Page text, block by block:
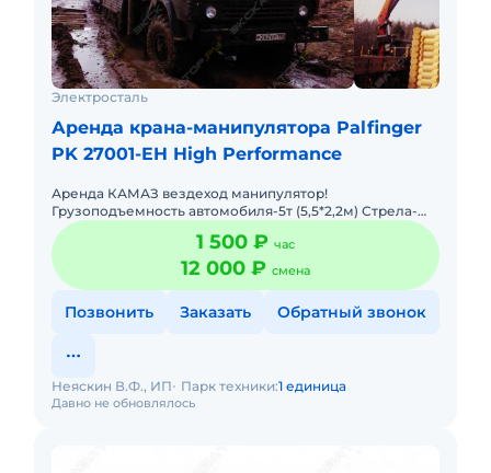
Электросталь
Аренда крана-манипулятора Palfinger
PK 27001-EH High Performance
Аренда КАМАЗ вездеход манипулятор!
Грузоподъемность автомобиля-5т (5,5*2,2м) Стрела-
вылет до 20м, г/п-до 5т Разгрузка: Блоки, Кольца,
Станки, Бытовки, Конте1 500 ₽ час
12 000 ₽ смена
Позвонить Заказать Обратный звонок
Давно не обновлялось
Неяскин В.Ф., ИП Парк техники:1 единица